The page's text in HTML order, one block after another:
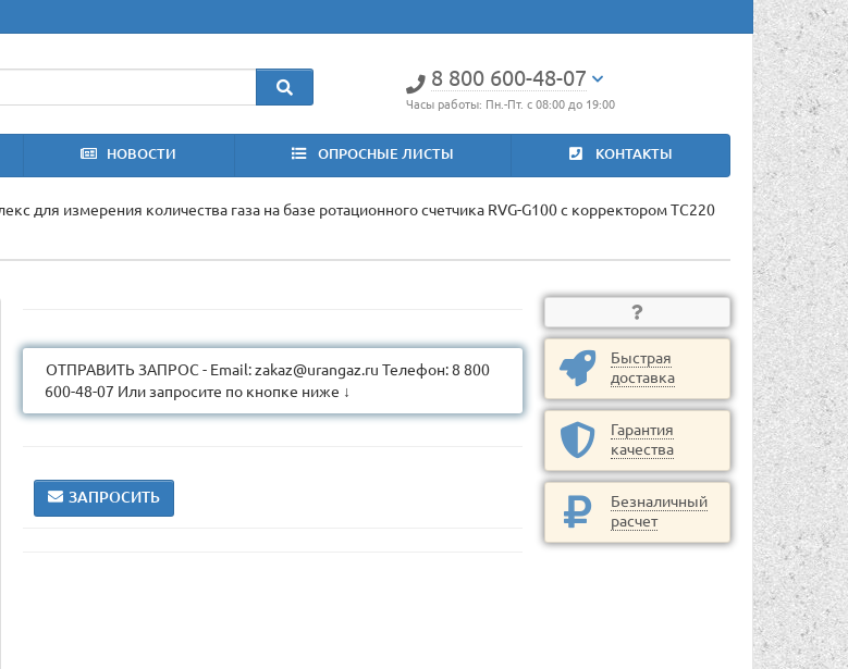
8 800 600-48-07
Часы работы: Пн.-Пт. с 08:00 до 19:00
НОВОСТИ ОПРОСНЫЕ ЛИСТЫ КОНТАКТЫ
для измерения количества газа на базе ротационного счетчика RVG-G100 с корректором ТС220
ОТПРАВИТЬ ЗАПРОС - Email: zakaz@urangaz.ru Телефон: 8 800
600-48-07 Или запросите по кнопке ниже ↓
ЗАПРОСИТЬ
Быстрая
доставка
Гарантия
качества
Безналичный
расчет